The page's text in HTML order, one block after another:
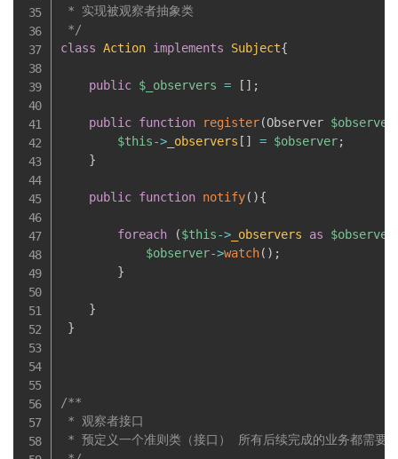
* 实现被观察者抽象类
*/
class Action implements Subject{
public $_observers = [ ] ;
public function register(Observer $observer
$this-> _observers [ ] = $observer;
}
public function notify( ){
foreach ($this-> _observers as $observer
$observer->watch( ) ;
}
}
}
/**
* 观察者接口
* 预定义一个准则类（接口） 所有后续完成的业务都需要